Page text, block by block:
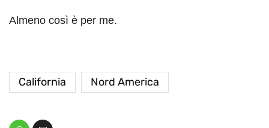
Almeno così è per me.
California Nord America